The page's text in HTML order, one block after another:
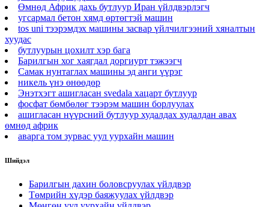
Өмнөд Африк дахь бутлуур Иран үйлдвэрлэгч
угсармал бетон хямд өртөгтэй машин
tos uni тээрэмдэх машины засвар үйлчилгээний хяналтын
хуудас
бутлуурын цохилт хэр бага
Барилгын хог хаягдал доргиурт тэжээгч
Самак нунтаглах машины эд анги үүрэг
никель үнэ өнөөдөр
Энэтхэгт ашигласан svedala хацарт бутлуур
фосфат бөмбөлөг тээрэм машин борлуулах
ашигласан нүүрсний бутлуур худалдах худалдан авах
өмнөд африк
аварга том зурвас уул уурхайн машин
Шийдэл
Барилгын дахин боловсруулах үйлдвэр
Төмрийн хүдэр баяжуулах үйлдвэр